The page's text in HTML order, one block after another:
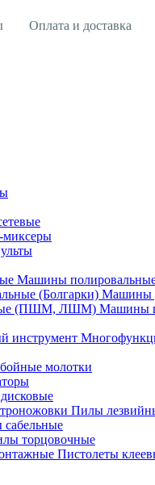
Оплата и доставка
миксеры
Машины
Машины
Машины
молотки
Пилы
торцовочные
Пистолеты